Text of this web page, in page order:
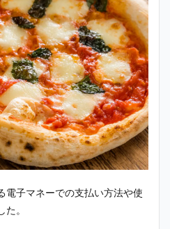
電子マネーでの支払い方法や使
。